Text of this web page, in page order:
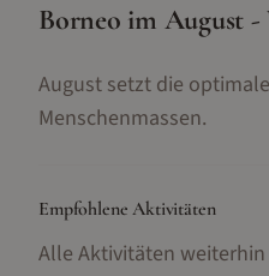
Borneo im August
August setzt die
Menschenmassen.
Empfohlene Aktivitäten
Alle Aktivitäten